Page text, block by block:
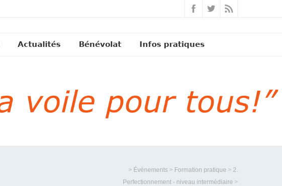
Actualités Bénévolat Infos pratiques
> Évènements > Formation pratique > 2.
Perfectionnement - niveau intermédiaire >